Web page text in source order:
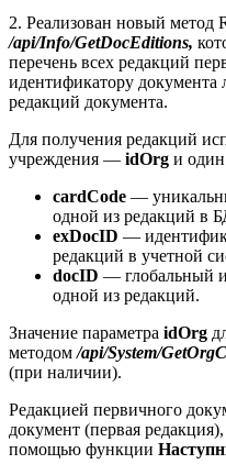
2. Реализован новый метод
/api/Info/GetDocEditions,
перечень всех редакций
идентификатору документа
редакций документа.
Для получения редакций
учреждения — idOrg и
cardCode —
одной из редакций в
exDocID —
редакций в учетной
docID — глобальный
одной из редакций.
Значение параметра idOrg
методом/api/System/
(при наличии).
Редакцией первичного
документ (первая
помощью функции